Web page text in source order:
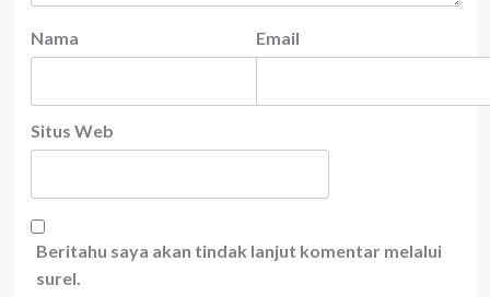
Nama Email
Situs Web
Beritahu saya akan tindak lanjut komentar melalui
surel.